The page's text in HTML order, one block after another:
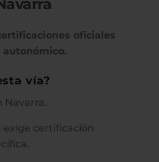
oficiales
vía?
Navarra.
exige certificación